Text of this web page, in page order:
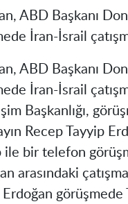
ABD Başkanı
İran-İsrail
ABD Başkanı
İran-İsrail
Başkanlığı,
Recep Tayyip
ile bir telefon
arasındaki
Erdoğan